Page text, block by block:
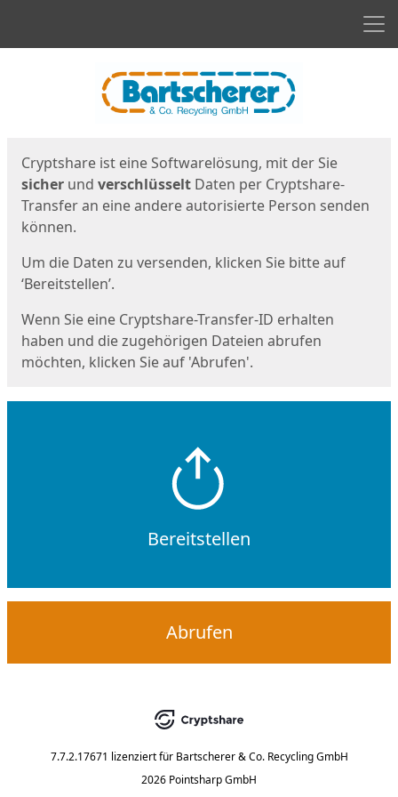
Cryptshare ist eine Softwarelösung, mit der Sie
sicher und verschlüsselt Daten per Cryptshare-
Transfer an eine andere autorisierte Person senden
können.
Um die Daten zu versenden, klicken Sie bitte auf
‘Bereitstellen’.
Wenn Sie eine Cryptshare-Transfer-ID erhalten
haben und die zugehörigen Dateien abrufen
möchten, klicken Sie auf 'Abrufen'.
Bereitstellen
Abrufen
7.7.2.17671 lizenziert für Bartscherer & Co. Recycling GmbH
2026 Pointsharp GmbH